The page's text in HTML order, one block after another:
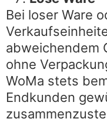
Bei loser Ware
abweichendem
ohne
WoMa stets
Endkunden